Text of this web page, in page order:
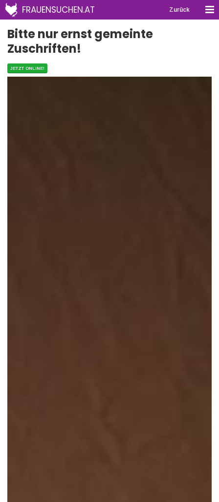
FRAUENSUCHEN.AT Zurück
Bitte nur ernst gemeinte
Zuschriften!
JETZT ONLINE!